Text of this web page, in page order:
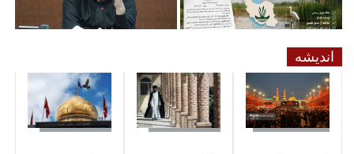
اندیشه
04 آگوست 2026 27 جولای 2026 16 جولای 2026